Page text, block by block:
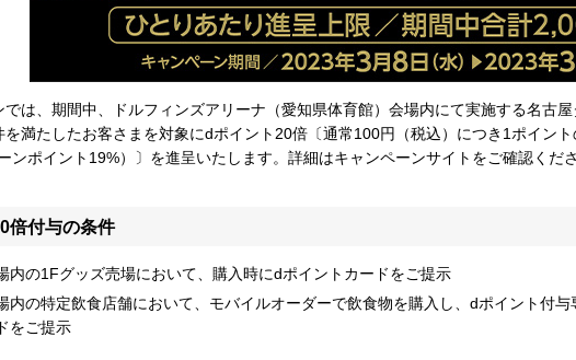
では、期間中、ドルフィンズアリーナ（愛知県体育館）会場内にて実施する名古
を満たしたお客さまを対象にdポイント20倍〔通常100円（税込）につき1ポイン
ンポイント19%）〕を進呈いたします。詳細はキャンペーンサイトをご確認くださ
倍付与の条件
の1Fグッズ売場において、購入時にdポイントカードをご提示
の特定飲食店舗において、モバイルオーダーで飲食物を購入し、dポイント付
をご提示